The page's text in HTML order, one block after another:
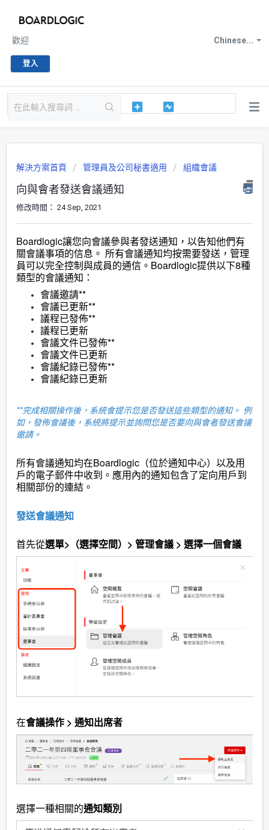
Chinese...
歡迎
登入
解決方案首頁 管理員及公司秘書適用 組織會議
向與會者發送會議通知
修改時間： 24 Sep, 2021
Boardlogic讓您向會議參與者發送通知，以告知他們有
關會議事項的信息。 所有會議通知均按需要發送，管理
員可以完全控制與成員的通信。Boardlogic提供以下8種
類型的會議通知：
會議邀請**
會議已更新**
議程已發佈**
議程已更新
會議文件已發佈**
會議文件已更新
會議紀錄已發佈**
會議紀錄已更新
**完成相關操作後，系統會提示您是否發送這些類型的通知。 例
如，發佈會議後，系統將提示並詢問您是否要向與會者發送會議
邀請。
所有會議通知均在Boardlogic（位於通知中心）以及用
戶的電子郵件中收到。應用內的通知包含了定向用戶到
相關部份的連結。
發送會議通知
首先從選單>（選擇空間）> 管理會議 > 選擇一個會議
在會議操作 > 通知出席者
選擇一種相關的通知類別